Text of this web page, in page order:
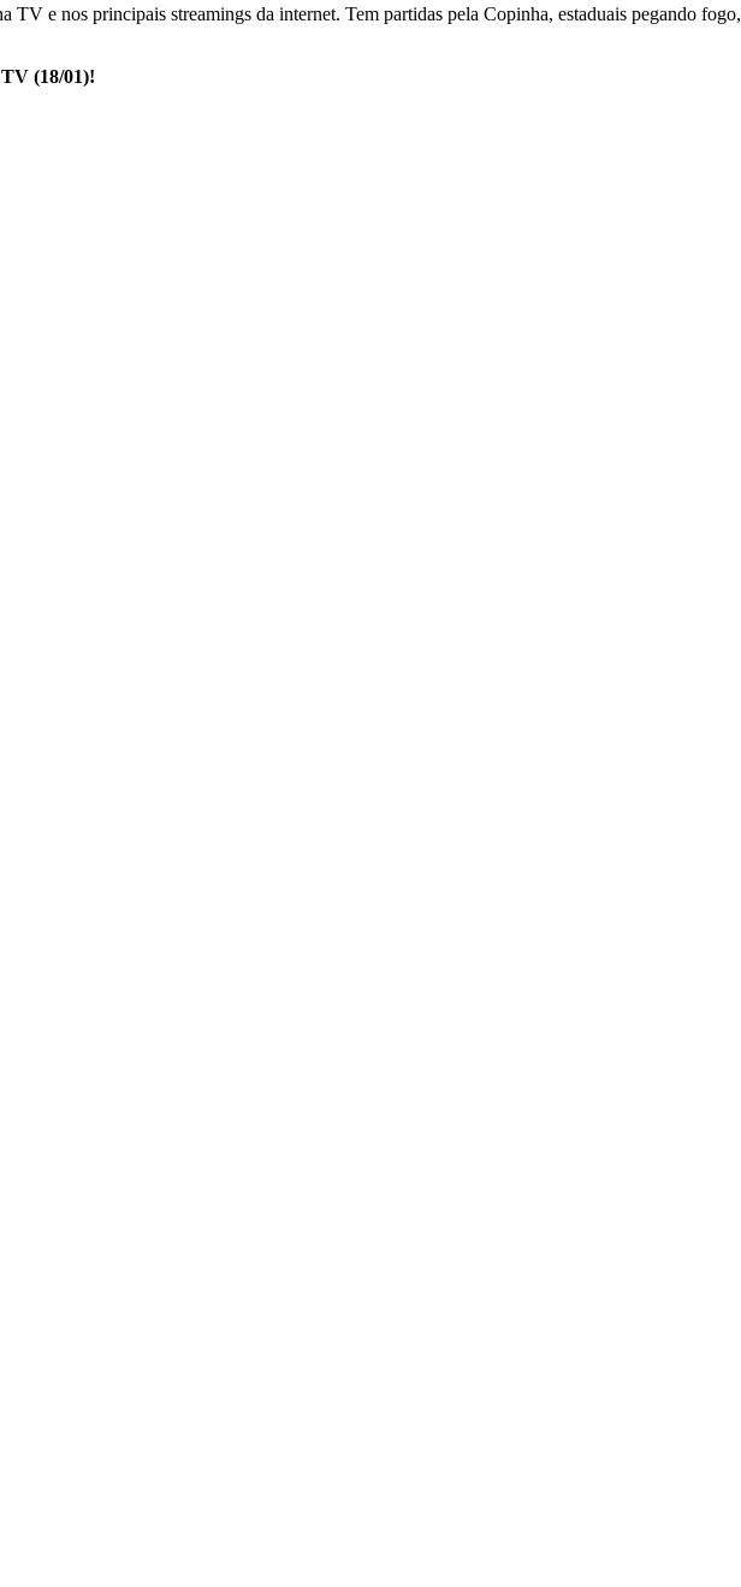
e nos principais streamings da internet. Tem partidas pela Copinha, estaduais pegando
(18/01)!